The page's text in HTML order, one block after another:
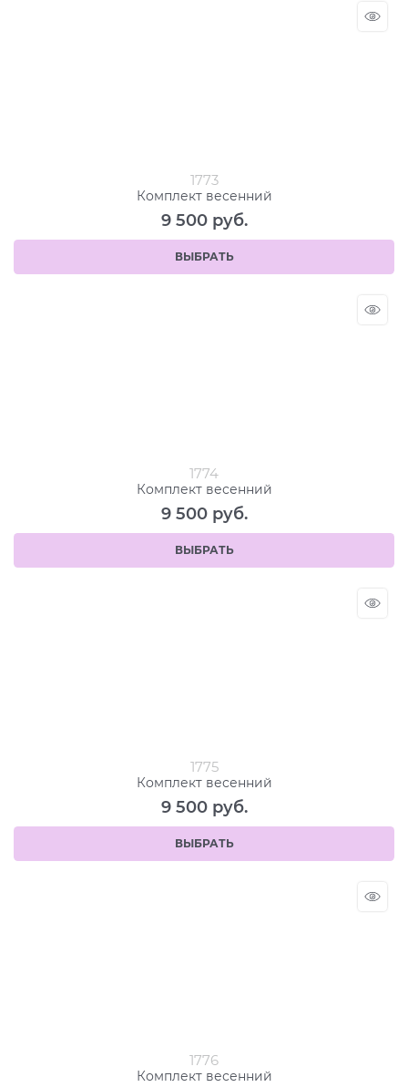
1773
Комплект весенний
9 500 руб.
ВЫБРАТЬ
1774
Комплект весенний
9 500 руб.
ВЫБРАТЬ
1775
Комплект весенний
9 500 руб.
ВЫБРАТЬ
1776
Комплект весенний